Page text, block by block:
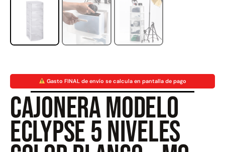
Gasto FINAL de envío se calcula en pantalla de pago
Cajonera Modelo
Eclypse 5 niveles
Juego Modular 40
QplayGround
$4.859.984
Juego Modular 25
QplayGround
$9.558.557
$4.790.000